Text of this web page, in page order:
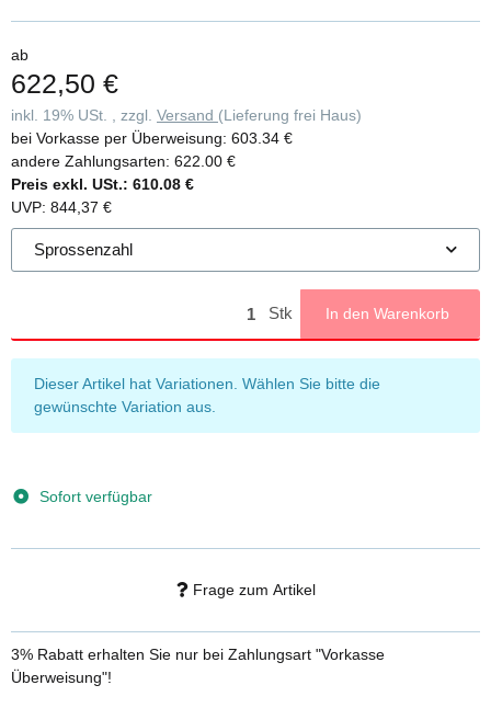
ab
622,50 €
inkl. 19% USt. , zzgl. Versand (Lieferung frei Haus)
bei Vorkasse per Überweisung: 603.34 €
andere Zahlungsarten: 622.00 €
Preis exkl. USt.: 610.08 €
UVP: 844,37 €
Sprossenzahl
Stk In den Warenkorb
x
Dieser Artikel hat Variationen. Wählen Sie bitte die
gewünschte Variation aus.
Sofort verfügbar
Frage zum Artikel
3% Rabatt erhalten Sie nur bei Zahlungsart "Vorkasse
Überweisung"!